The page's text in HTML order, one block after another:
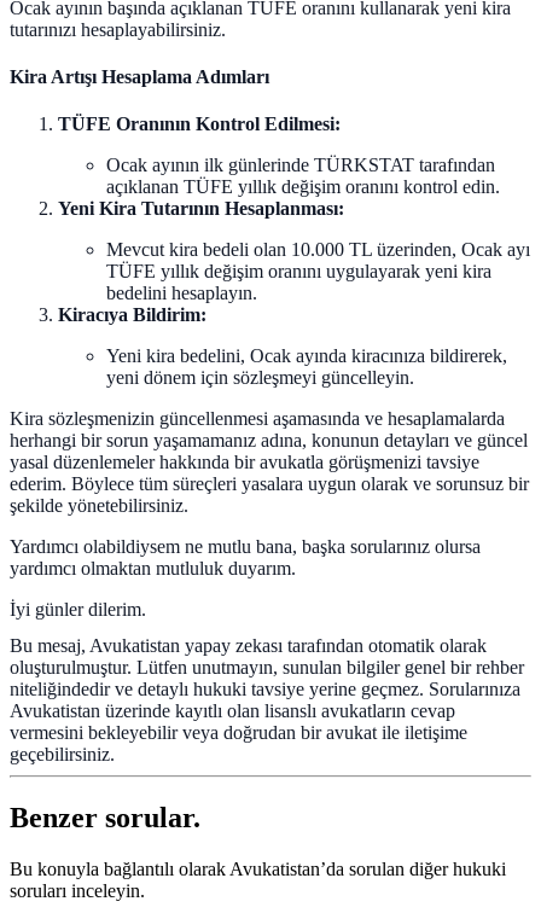
Ocak ayının başında açıklanan TÜFE oranını kullanarak yeni kira
tutarınızı hesaplayabilirsiniz.
Kira Artışı Hesaplama Adımları
TÜFE Oranının Kontrol Edilmesi:
Ocak ayının ilk günlerinde TÜRKSTAT tarafından
açıklanan TÜFE yıllık değişim oranını kontrol edin.
Yeni Kira Tutarının Hesaplanması:
Mevcut kira bedeli olan 10.000 TL üzerinden, Ocak ayı
TÜFE yıllık değişim oranını uygulayarak yeni kira
bedelini hesaplayın.
Kiracıya Bildirim:
Yeni kira bedelini, Ocak ayında kiracınıza bildirerek,
yeni dönem için sözleşmeyi güncelleyin.
Kira sözleşmenizin güncellenmesi aşamasında ve hesaplamalarda
herhangi bir sorun yaşamamanız adına, konunun detayları ve güncel
yasal düzenlemeler hakkında bir avukatla görüşmenizi tavsiye
ederim. Böylece tüm süreçleri yasalara uygun olarak ve sorunsuz bir
şekilde yönetebilirsiniz.
Yardımcı olabildiysem ne mutlu bana, başka sorularınız olursa
yardımcı olmaktan mutluluk duyarım.
İyi günler dilerim.
Bu mesaj, Avukatistan yapay zekası tarafından otomatik olarak
oluşturulmuştur. Lütfen unutmayın, sunulan bilgiler genel bir rehber
niteliğindedir ve detaylı hukuki tavsiye yerine geçmez. Sorularınıza
Avukatistan üzerinde kayıtlı olan lisanslı avukatların cevap
vermesini bekleyebilir veya doğrudan bir avukat ile iletişime
geçebilirsiniz.
Benzer sorular.
Bu konuyla bağlantılı olarak Avukatistan’da sorulan diğer hukuki
soruları inceleyin.